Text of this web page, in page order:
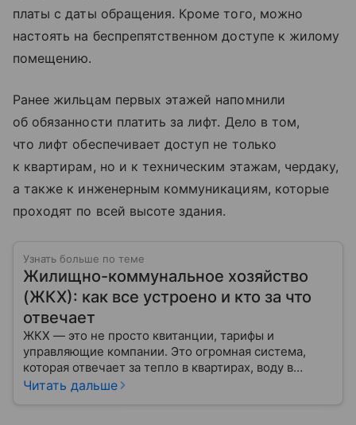
платы с даты обращения. Кроме того, можно
настоять на беспрепятственном доступе к жилому
помещению.
Ранее жильцам первых этажей напомнили
об обязанности платить за лифт. Дело в том,
что лифт обеспечивает доступ не только
к квартирам, но и к техническим этажам, чердаку,
а также к инженерным коммуникациям, которые
проходят по всей высоте здания.
Узнать больше по теме
Жилищно-коммунальное хозяйство
(ЖКХ): как все устроено и кто за что
отвечает
ЖКХ — это не просто квитанции, тарифы и
управляющие компании. Это огромная система,
которая отвечает за тепло в квартирах, воду в
кране, освещение улиц и чистоту во дворах.
Читать дальше